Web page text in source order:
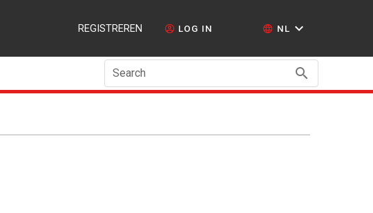
REGISTREREN LOG IN NL
Search